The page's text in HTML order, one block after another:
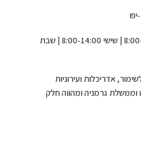
א’-ה’ 8:00-19:00 | שישי 8:00-14:00 | שבת
אדריכלות ועירוניות
וממשלת גרמניה ומהווה חלק